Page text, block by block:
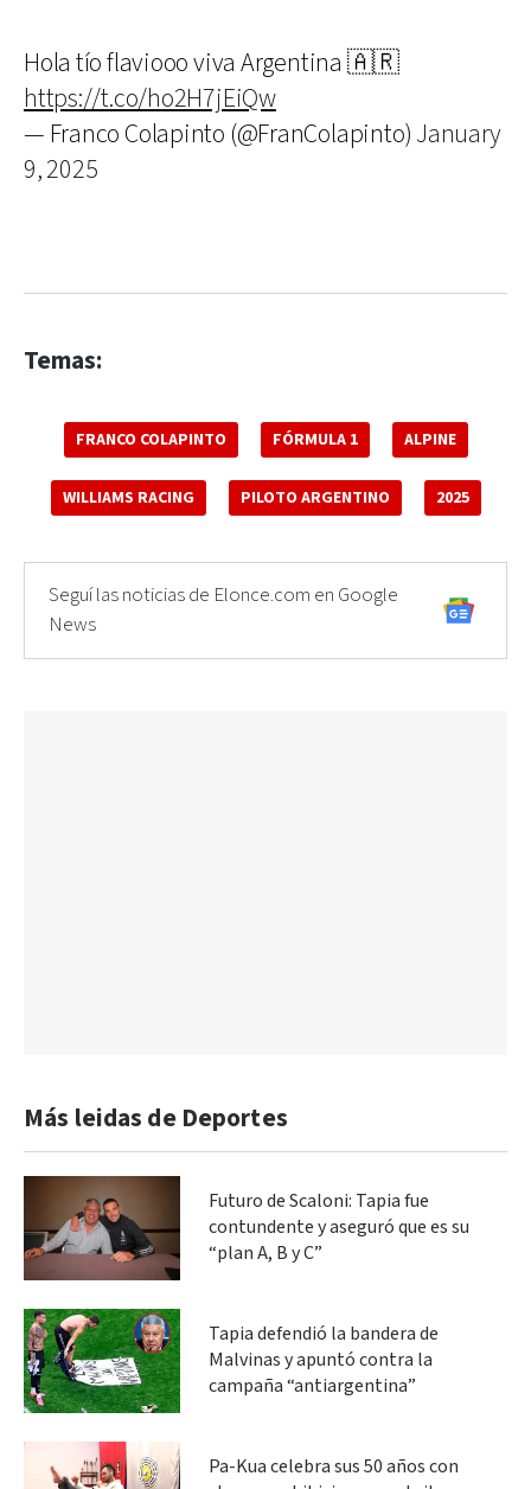
Hola tío flaviooo viva Argentina 🇦🇷
https://t.co/ho2H7jEiQw
— Franco Colapinto (@FranColapinto) January
9, 2025
Temas:
FRANCO COLAPINTO FÓRMULA 1 ALPINE
WILLIAMS RACING PILOTO ARGENTINO 2025
Seguí las noticias de Elonce.com en Google
News
Más leidas de Deportes
Futuro de Scaloni: Tapia fue
contundente y aseguró que es su
“plan A, B y C”
Tapia defendió la bandera de
Malvinas y apuntó contra la
campaña “antiargentina”
Pa-Kua celebra sus 50 años con